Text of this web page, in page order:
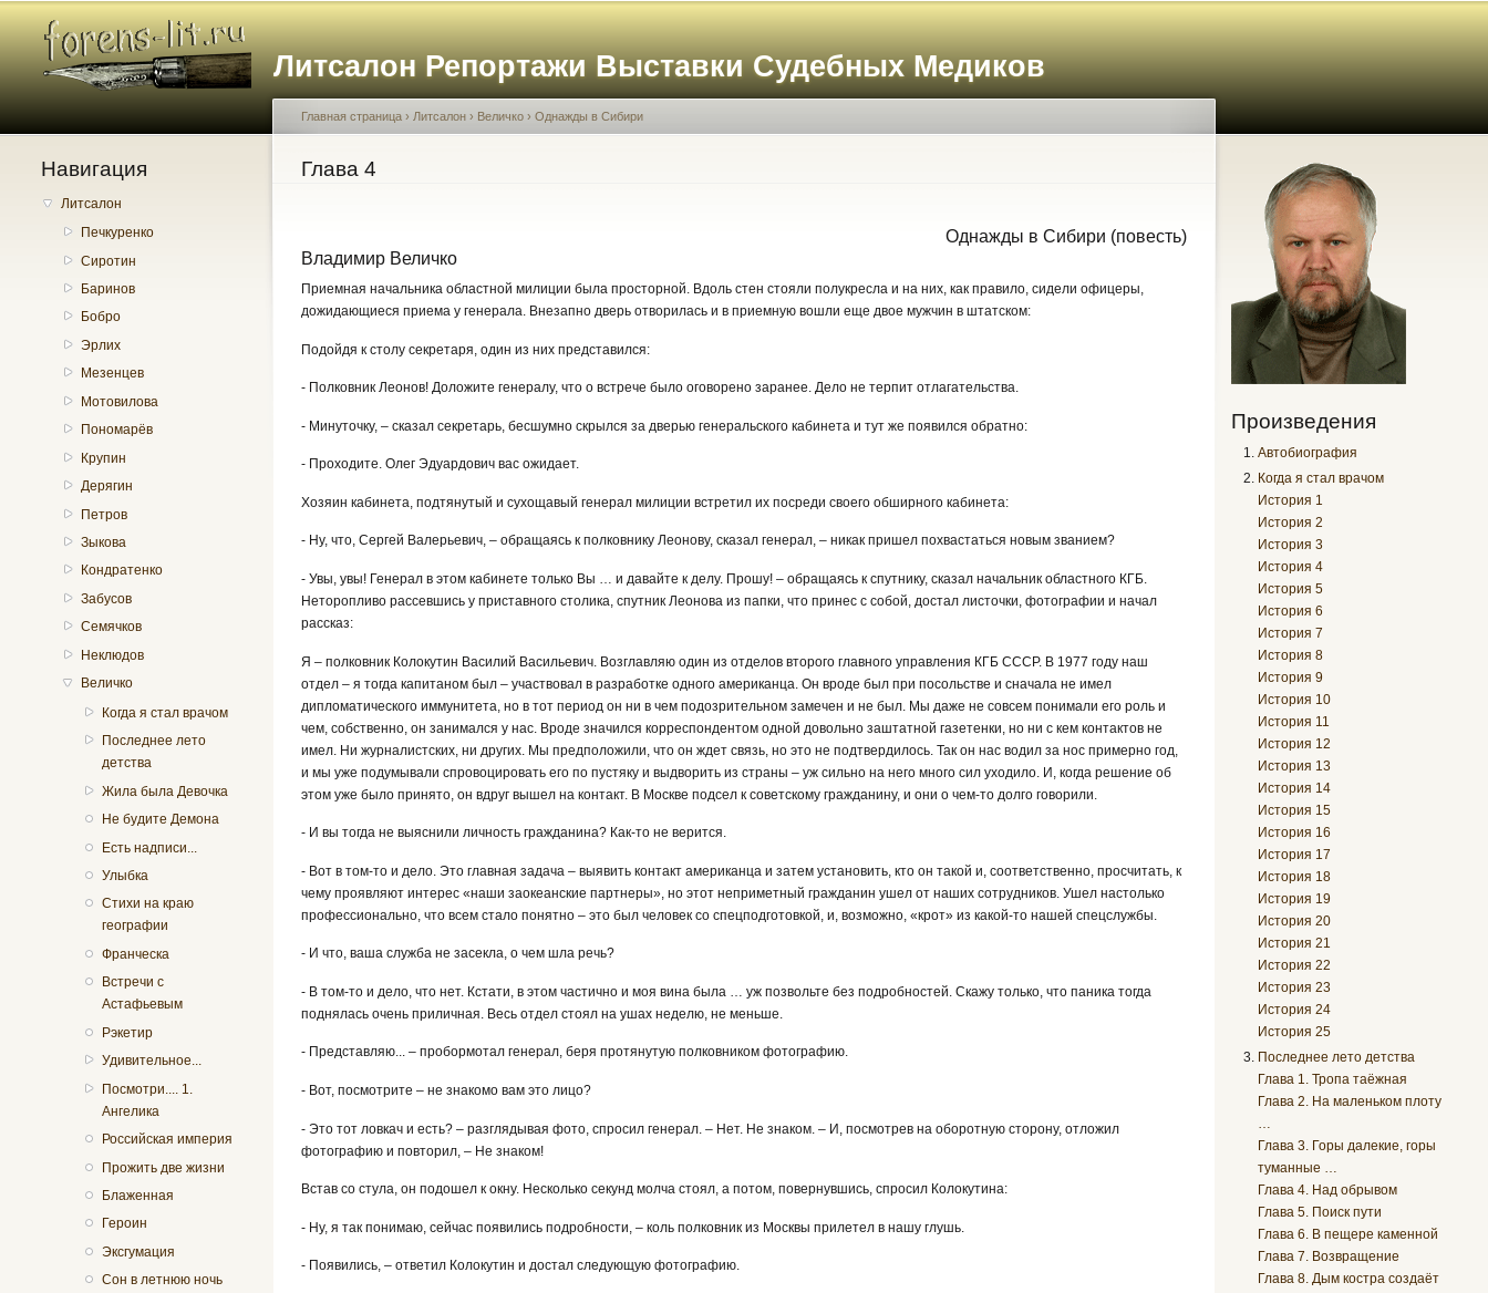
Литсалон Репортажи Выставки Судебных Медиков
Навигация
Литсалон
Печкуренко
Сиротин
Баринов
Бобро
Эрлих
Мезенцев
Мотовилова
Пономарёв
Крупин
Дерягин
Петров
Зыкова
Кондратенко
Забусов
Семячков
Неклюдов
Величко
Когда я стал врачом
Последнее лето
детства
Жила была Девочка
Не будите Демона
Есть надписи...
Улыбка
Стихи на краю
географии
Франческа
Встречи с
Астафьевым
Рэкетир
Удивительное...
Посмотри.... 1.
Ангелика
Российская империя
Прожить две жизни
Блаженная
Героин
Эксгумация
Сон в летнюю ночь
Вы здесь
Главная страница › Литсалон › Величко › Однажды в Сибири
Глава 4
Однажды в Сибири (повесть)
Владимир Величко
Приемная начальника областной милиции была просторной. Вдоль стен стояли полукресла и на них, как правило, сидели офицеры,
дожидающиеся приема у генерала. Внезапно дверь отворилась и в приемную вошли еще двое мужчин в штатском:
Подойдя к столу секретаря, один из них представился:
- Полковник Леонов! Доложите генералу, что о встрече было оговорено заранее. Дело не терпит отлагательства.
- Минуточку, – сказал секретарь, бесшумно скрылся за дверью генеральского кабинета и тут же появился обратно:
- Проходите. Олег Эдуардович вас ожидает.
Хозяин кабинета, подтянутый и сухощавый генерал милиции встретил их посреди своего обширного кабинета:
- Ну, что, Сергей Валерьевич, – обращаясь к полковнику Леонову, сказал генерал, – никак пришел похвастаться новым званием?
- Увы, увы! Генерал в этом кабинете только Вы … и давайте к делу. Прошу! – обращаясь к спутнику, сказал начальник областного КГБ.
Неторопливо рассевшись у приставного столика, спутник Леонова из папки, что принес с собой, достал листочки, фотографии и начал
рассказ:
Я – полковник Колокутин Василий Васильевич. Возглавляю один из отделов второго главного управления КГБ СССР. В 1977 году наш
отдел – я тогда капитаном был – участвовал в разработке одного американца. Он вроде был при посольстве и сначала не имел
дипломатического иммунитета, но в тот период он ни в чем подозрительном замечен и не был. Мы даже не совсем понимали его роль и
чем, собственно, он занимался у нас. Вроде значился корреспондентом одной довольно заштатной газетенки, но ни с кем контактов не
имел. Ни журналистских, ни других. Мы предположили, что он ждет связь, но это не подтвердилось. Так он нас водил за нос примерно год,
и мы уже подумывали спровоцировать его по пустяку и выдворить из страны – уж сильно на него много сил уходило. И, когда решение об
этом уже было принято, он вдруг вышел на контакт. В Москве подсел к советскому гражданину, и они о чем-то долго говорили.
- И вы тогда не выяснили личность гражданина? Как-то не верится.
- Вот в том-то и дело. Это главная задача – выявить контакт американца и затем установить, кто он такой и, соответственно, просчитать, к
чему проявляют интерес «наши заокеанские партнеры», но этот неприметный гражданин ушел от наших сотрудников. Ушел настолько
профессионально, что всем стало понятно – это был человек со спецподготовкой, и, возможно, «крот» из какой-то нашей спецслужбы.
- И что, ваша служба не засекла, о чем шла речь?
- В том-то и дело, что нет. Кстати, в этом частично и моя вина была … уж позвольте без подробностей. Скажу только, что паника тогда
поднялась очень приличная. Весь отдел стоял на ушах неделю, не меньше.
- Представляю... – пробормотал генерал, беря протянутую полковником фотографию.
- Вот, посмотрите – не знакомо вам это лицо?
- Это тот ловкач и есть? – разглядывая фото, спросил генерал. – Нет. Не знаком. – И, посмотрев на оборотную сторону, отложил
фотографию и повторил, – Не знаком!
Встав со стула, он подошел к окну. Несколько секунд молча стоял, а потом, повернувшись, спросил Колокутина:
- Ну, я так понимаю, сейчас появились подробности, – коль полковник из Москвы прилетел в нашу глушь.
- Появились, – ответил Колокутин и достал следующую фотографию.
Произведения
Автобиография
Когда я стал врачом
История 1
История 2
История 3
История 4
История 5
История 6
История 7
История 8
История 9
История 10
История 11
История 12
История 13
История 14
История 15
История 16
История 17
История 18
История 19
История 20
История 21
История 22
История 23
История 24
История 25
Последнее лето детства
Глава 1. Тропа таёжная
Глава 2. На маленьком плоту
…
Глава 3. Горы далекие, горы
туманные …
Глава 4. Над обрывом
Глава 5. Поиск пути
Глава 6. В пещере каменной
Глава 7. Возвращение
Глава 8. Дым костра создаёт